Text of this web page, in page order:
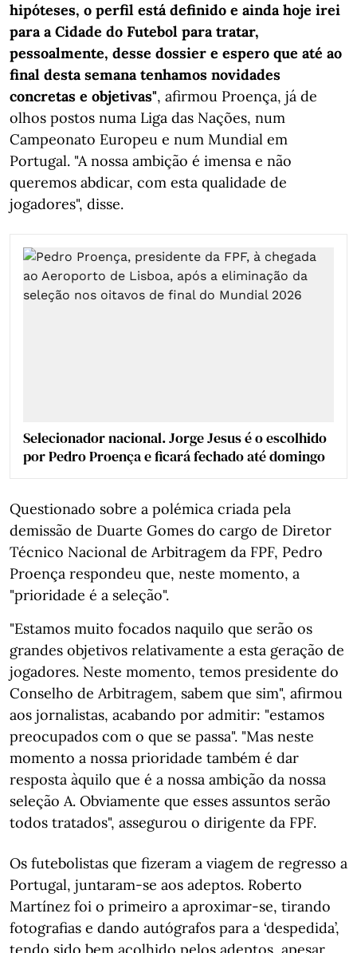
hipóteses, o perfil está definido e ainda hoje irei
para a Cidade do Futebol para tratar,
pessoalmente, desse dossier e espero que até ao
final desta semana tenhamos novidades
concretas e objetivas", afirmou Proença, já de
olhos postos numa Liga das Nações, num
Campeonato Europeu e num Mundial em
Portugal. "A nossa ambição é imensa e não
queremos abdicar, com esta qualidade de
jogadores", disse.
Selecionador nacional. Jorge Jesus é o escolhido
por Pedro Proença e ficará fechado até domingo
Questionado sobre a polémica criada pela
demissão de Duarte Gomes do cargo de Diretor
Técnico Nacional de Arbitragem da FPF, Pedro
Proença respondeu que, neste momento, a
"prioridade é a seleção".
"Estamos muito focados naquilo que serão os
grandes objetivos relativamente a esta geração de
jogadores. Neste momento, temos presidente do
Conselho de Arbitragem, sabem que sim", afirmou
aos jornalistas, acabando por admitir: "estamos
preocupados com o que se passa". "Mas neste
momento a nossa prioridade também é dar
resposta àquilo que é a nossa ambição da nossa
seleção A. Obviamente que esses assuntos serão
todos tratados", assegurou o dirigente da FPF.
Os futebolistas que fizeram a viagem de regresso a
Portugal, juntaram-se aos adeptos. Roberto
Martínez foi o primeiro a aproximar-se, tirando
fotografias e dando autógrafos para a ‘despedida’,